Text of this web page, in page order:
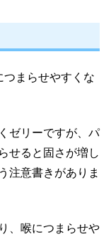
つまらせやすくな
ゼリーですが、パ
せると固さが増し
注意書きがありま
、喉につまらせや